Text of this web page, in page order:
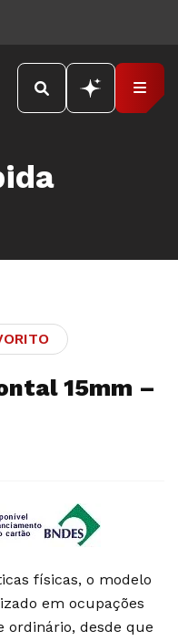
15mm –
físicas, o modelo
em ocupações
ordinário, desde que